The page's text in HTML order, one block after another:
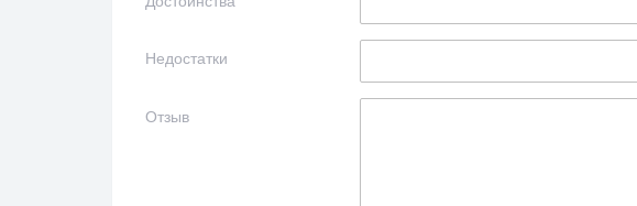
Недостатки
Отзыв